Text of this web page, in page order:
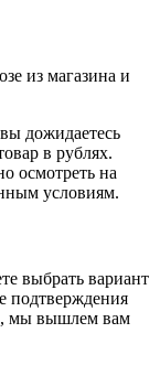
из магазина и
дожидаетесь
в рублях.
осмотреть на
условиям.
выбрать вариант
подтверждения
мы вышлем вам